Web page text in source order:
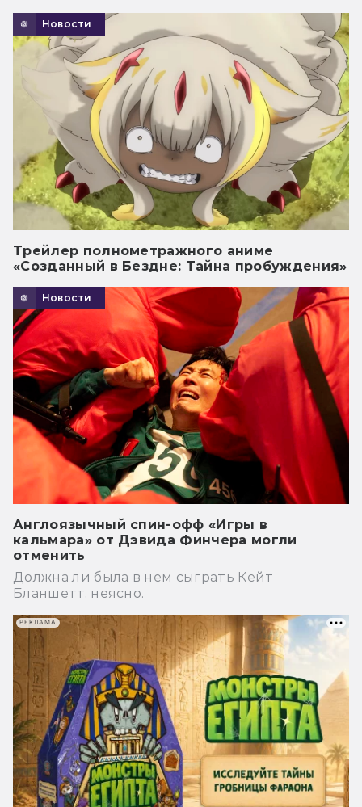
Новости
Трейлер полнометражного аниме
«Созданный в Бездне: Тайна пробуждения»
Новости
Англоязычный спин-офф «Игры в
кальмара» от Дэвида Финчера могли
отменить
Должна ли была в нем сыграть Кейт
Бланшетт, неясно.
РЕКЛАМА